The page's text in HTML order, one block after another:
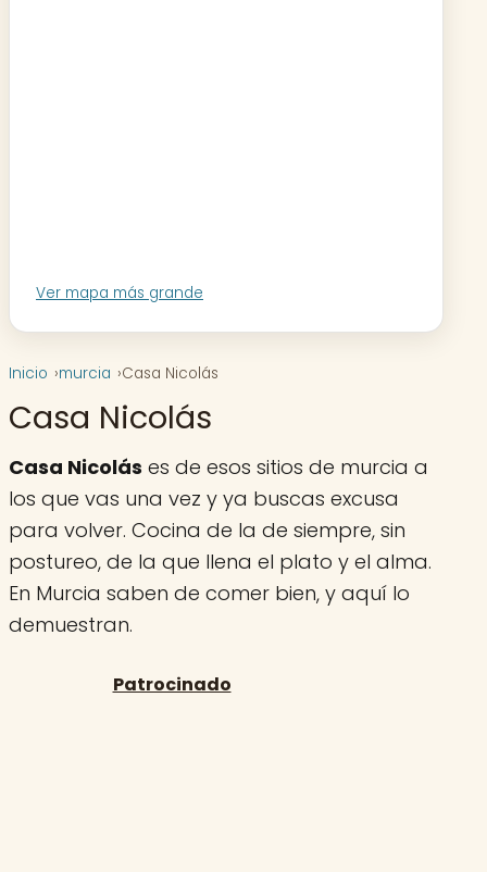
Ver mapa más grande
Inicio murcia Casa Nicolás
Casa Nicolás
Casa Nicolás es de esos sitios de murcia a
los que vas una vez y ya buscas excusa
para volver. Cocina de la de siempre, sin
postureo, de la que llena el plato y el alma.
En Murcia saben de comer bien, y aquí lo
demuestran.